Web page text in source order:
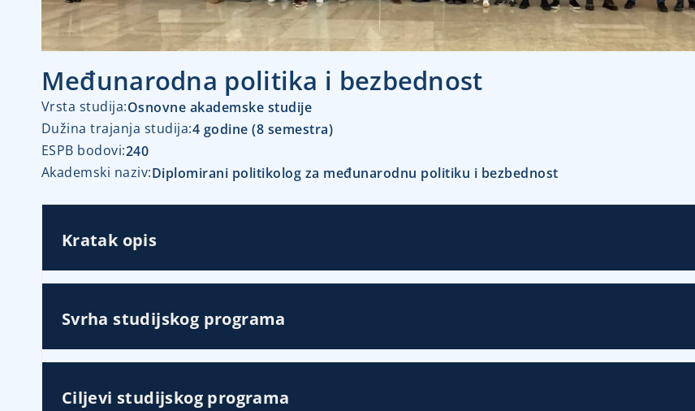
Međunarodna politika i bezbednost
Vrsta studija:​Osnovne akademske studije
Dužina trajanja studija:​4 godine (8 semestra)
ESPB bodovi:240
Akademski naziv:Diplomirani politikolog za međunarodnu politiku i bezbednost
Kratak opis
Svrha studijskog programa
Ciljevi studijskog programa